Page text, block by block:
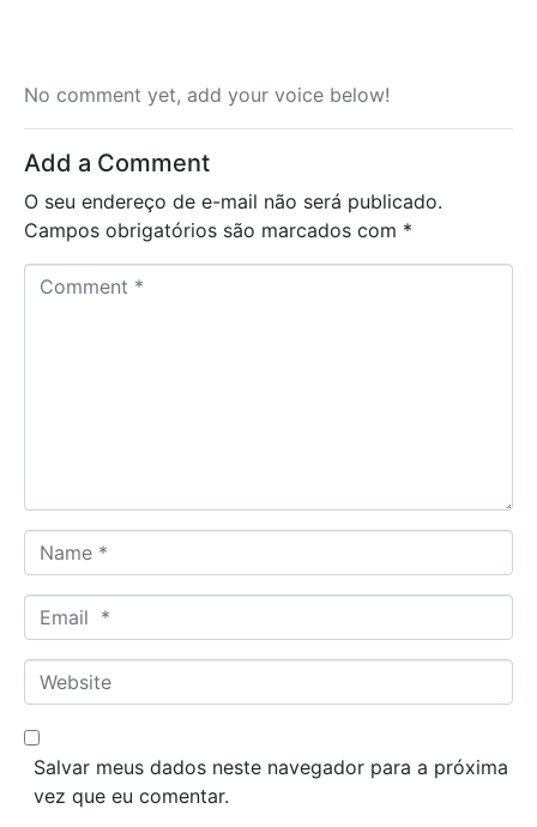
No comment yet, add your voice below!
Add a Comment
O seu endereço de e-mail não será publicado.
Campos obrigatórios são marcados com *
a
m
*
m
a
*
W
e
b
Salvar meus dados neste navegador para a próxima
vez que eu comentar.